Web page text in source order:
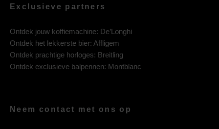
Exclusieve partners
Ontdek jouw koffiemachine: De’Longhi
Ontdek het lekkerste bier: Affligem
Ontdek prachtige horloges: Breitling
Ontdek exclusieve balpennen: Montblanc
Neem contact met ons op